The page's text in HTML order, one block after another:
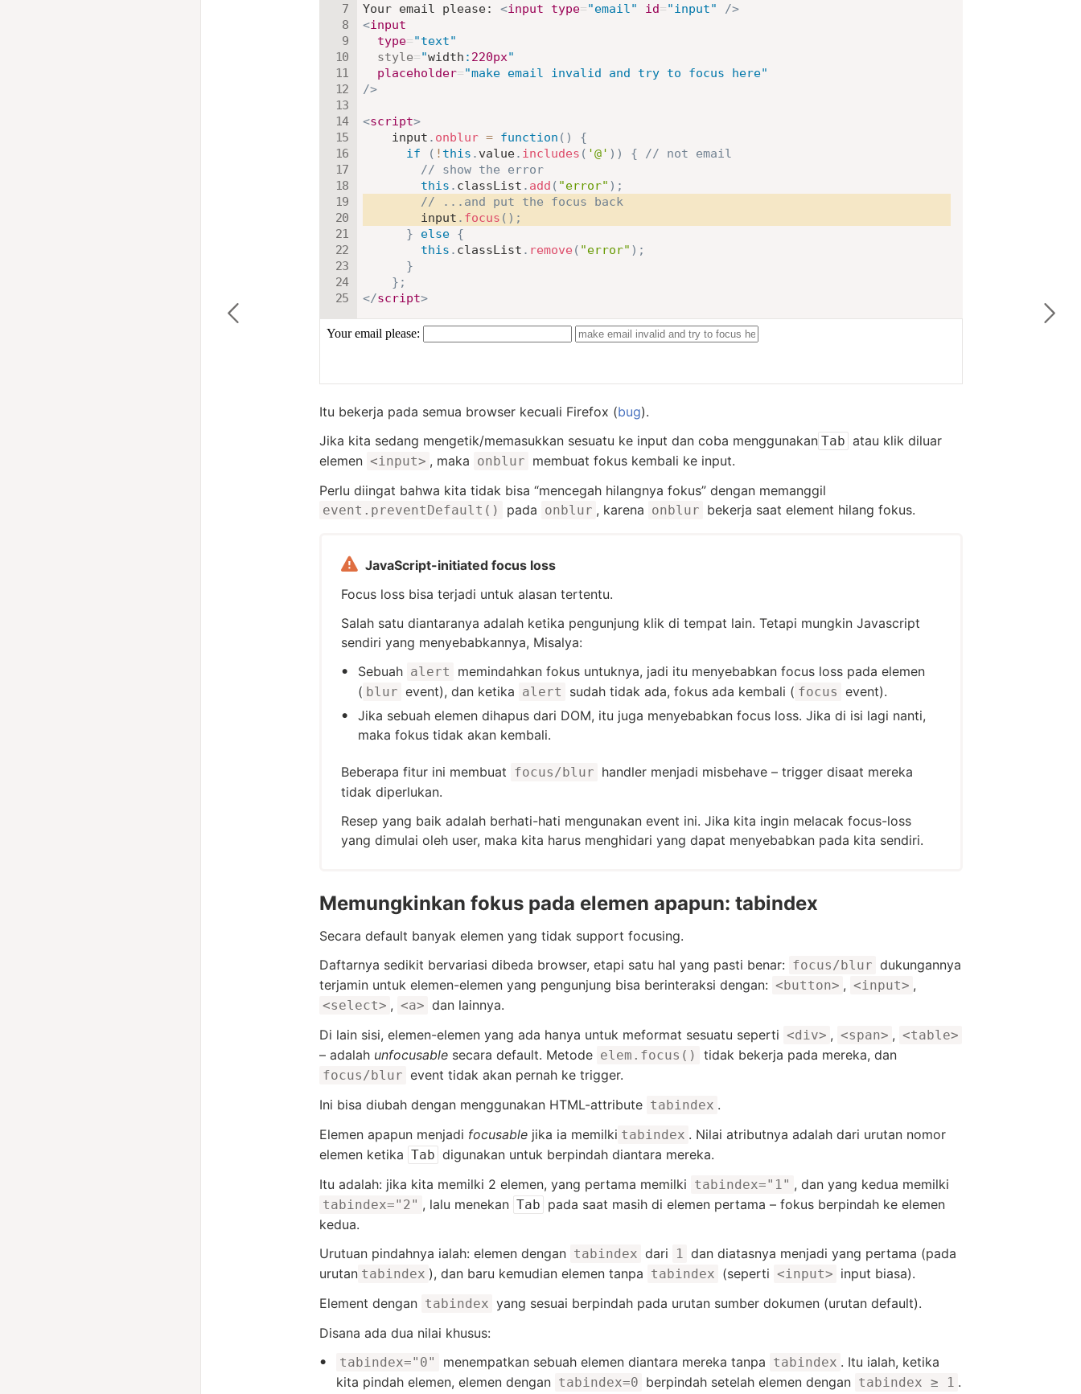
Your email please: <input type="email" id="input"
/>
<input
type="text"
style="width : 220px"
placeholder="make email invalid and try to focus here"
/>
<script>
    input
. onblur = function ( )
{
if
( ! this . value. includes ( '@' ) ) {
// not email
// show the error
this . classList . add ( "error" ) ;
// ...and put the focus back
        input
. focus ( ) ;
}
else {
this . classList . remove ( "error" ) ;
}
} ;
</script>
Itu bekerja pada semua browser kecuali Firefox (bug).
Jika kita sedang mengetik/memasukkan sesuatu ke input dan coba menggunakan Tab atau klik diluar
elemen <input> , maka onblur membuat fokus kembali ke input.
Perlu diingat bahwa kita tidak bisa “mencegah hilangnya fokus” dengan memanggil
event.preventDefault() pada onblur , karena onblur bekerja saat element hilang fokus.
JavaScript-initiated focus loss
Focus loss bisa terjadi untuk alasan tertentu.
Salah satu diantaranya adalah ketika pengunjung klik di tempat lain. Tetapi mungkin Javascript
sendiri yang menyebabkannya, Misalya:
Sebuah alert
memindahkan fokus untuknya, jadi itu menyebabkan focus loss pada elemen
( blur event), dan ketika alert sudah tidak ada, fokus ada kembali ( focus event).
Jika sebuah elemen dihapus dari DOM, itu juga menyebabkan focus loss. Jika di isi lagi nanti,
maka fokus tidak akan kembali.
Beberapa fitur ini membuat focus/blur handler menjadi misbehave – trigger disaat mereka
tidak diperlukan.
Resep yang baik adalah berhati-hati mengunakan event ini. Jika kita ingin melacak focus-loss
yang dimulai oleh user, maka kita harus menghidari yang dapat menyebabkan pada kita sendiri.
Memungkinkan fokus pada elemen apapun: tabindex
Secara default banyak elemen yang tidak support focusing.
Daftarnya sedikit bervariasi dibeda browser, etapi satu hal yang pasti benar: focus/blur dukungannya
terjamin untuk elemen-elemen yang pengunjung bisa berinteraksi dengan: <button> , <input> ,
<select> , <a> dan lainnya.
Di lain sisi, elemen-elemen yang ada hanya untuk meformat sesuatu seperti <div> , <span> , <table>
– adalah unfocusable secara default. Metode elem.focus() tidak bekerja pada mereka, dan
focus/blur event tidak akan pernah ke trigger.
Ini bisa diubah dengan menggunakan HTML-attribute tabindex .
Elemen apapun menjadi focusable jika ia memilki tabindex . Nilai atributnya adalah dari urutan nomor
elemen ketika Tab digunakan untuk berpindah diantara mereka.
Itu adalah: jika kita memilki 2 elemen, yang pertama memilki tabindex="1" , dan yang kedua memilki
tabindex="2" , lalu menekan Tab pada saat masih di elemen pertama – fokus berpindah ke elemen
kedua.
Urutuan pindahnya ialah: elemen dengan tabindex dari 1
dan diatasnya menjadi yang pertama (pada
urutan tabindex ), dan baru kemudian elemen tanpa tabindex (seperti <input> input biasa).
Element dengan tabindex yang sesuai berpindah pada urutan sumber dokumen (urutan default).
Disana ada dua nilai khusus:
tabindex="0" menempatkan sebuah elemen diantara mereka tanpa tabindex . Itu ialah, ketika
kita pindah elemen, elemen dengan tabindex=0 berpindah setelah elemen dengan tabindex ≥ 1 .